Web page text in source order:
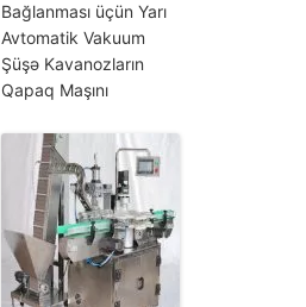
Bağlanması üçün Yarı
Avtomatik Vakuum
Şüşə Kavanozların
Qapaq Maşını